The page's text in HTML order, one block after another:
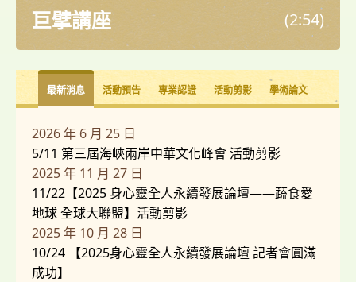
巨擘講座 (2:54)
最新消息 活動預告 專業認證 活動剪影 學術論文
2026 年 6 月 25 日
5/11 第三屆海峽兩岸中華文化峰會 活動剪影
2025 年 11 月 27 日
11/22【2025 身心靈全人永續發展論壇——蔬食愛
地球 全球大聯盟】活動剪影
2025 年 10 月 28 日
10/24 【2025身心靈全人永續發展論壇 記者會圓滿
成功】